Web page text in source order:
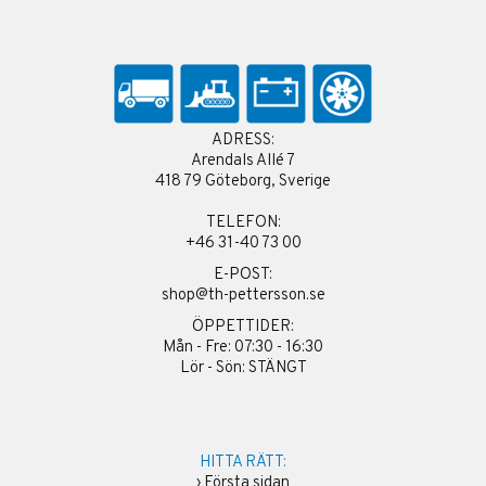
ADRESS:
Arendals Allé 7
418 79 Göteborg, Sverige
TELEFON:
+46 31-40 73 00
E-POST:
shop@th-pettersson.se
ÖPPETTIDER:
Mån - Fre: 07:30 - 16:30
Lör - Sön: STÄNGT
HITTA RÄTT: